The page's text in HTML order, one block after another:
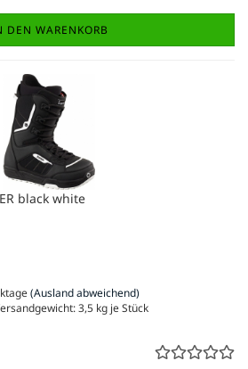
DEN WARENKORB
black white
(Ausland abweichend)
3,5 kg je Stück